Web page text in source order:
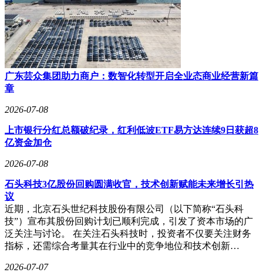
广东芸众集团助力商户：数智化转型开启全业态商业经营新篇
章
2026-07-08
上市银行分红总额破纪录，红利低波ETF易方达连续9日获超8
亿资金加仓
2026-07-08
石头科技3亿股份回购圆满收官，技术创新赋能未来增长引热
议
近期，北京石头世纪科技股份有限公司（以下简称“石头科
技”）宣布其股份回购计划已顺利完成，引发了资本市场的广
泛关注与讨论。 在关注石头科技时，投资者不仅要关注财务
指标，还需综合考量其在行业中的竞争地位和技术创新…
2026-07-07